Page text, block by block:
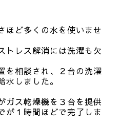
ほど多くの水を使いませ
トレス解消には洗濯も欠
を相談され、２台の洗濯
しました。
ガス乾燥機を３台を提供
が１時間ほどで完了しま